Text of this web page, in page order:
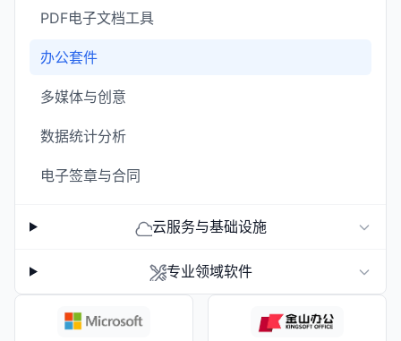
PDF电子文档工具
办公套件
多媒体与创意
数据统计分析
电子签章与合同
云服务与基础设施
专业领域软件